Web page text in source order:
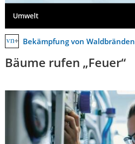
Umwelt
Bekämpfung von Waldbränden
Bäume rufen „Feuer“